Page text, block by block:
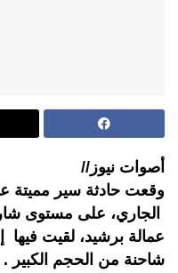
أصوات نيوز//
الجاري، على مستوى
عمالة برشيد، لقيت فيها
شاحنة من الحجم الكبير .